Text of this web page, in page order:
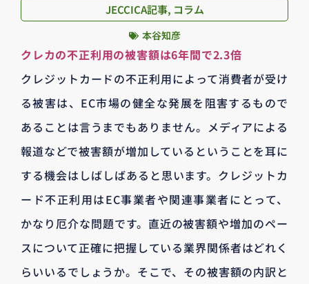
JECCICA記事, コラム
本谷知彦
クレカの不正利用の被害額は6年間で2.3倍
クレジットカードの不正利用によって消費者が受け
る被害は、EC市場の健全な発展を阻害するもので
あることは言うまでもありません。メディアによる
報道などで被害額が増加しているということを耳に
する機会はしばしばあると思います。クレジットカ
ード不正利用はEC事業者や関連事業者にとって、
かなり厄介な問題です。直近の被害額や増加のペー
スについて正確に把握している業界関係者はどれく
らいいるでしょうか。そこで、その被害額の内訳と